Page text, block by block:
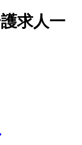
求人一